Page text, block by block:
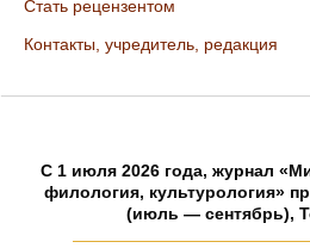
Стать рецензентом
Контакты, учредитель, редакция
C 1 июля 2026 года, журнал
филология, культурология»
(июль — сентябрь),